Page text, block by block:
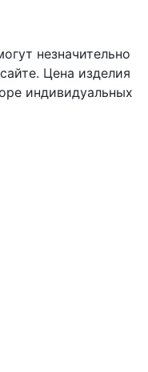
незначительно
Цена изделия
индивидуальных